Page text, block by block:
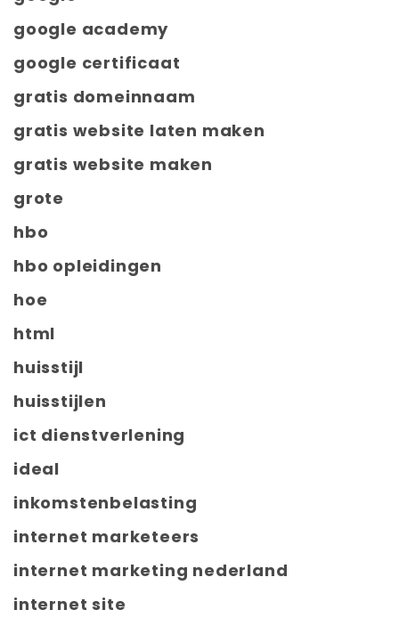
google academy
google certificaat
gratis domeinnaam
gratis website laten maken
gratis website maken
grote
hbo
hbo opleidingen
hoe
html
huisstijl
huisstijlen
ict dienstverlening
ideal
inkomstenbelasting
internet marketeers
internet marketing nederland
internet site